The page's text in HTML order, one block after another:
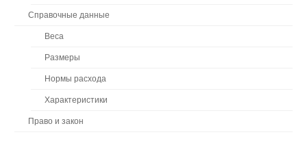
Справочные данные
Веса
Размеры
Нормы расхода
Характеристики
Право и закон